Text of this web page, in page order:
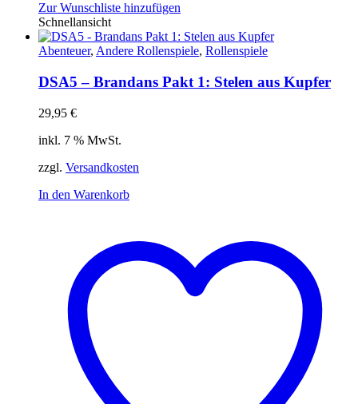
Zur Wunschliste hinzufügen
Schnellansicht
Abenteuer, Andere Rollenspiele, Rollenspiele
DSA5 – Brandans Pakt 1: Stelen aus Kupfer
29,95 €
inkl. 7 % MwSt.
zzgl. Versandkosten
In den Warenkorb